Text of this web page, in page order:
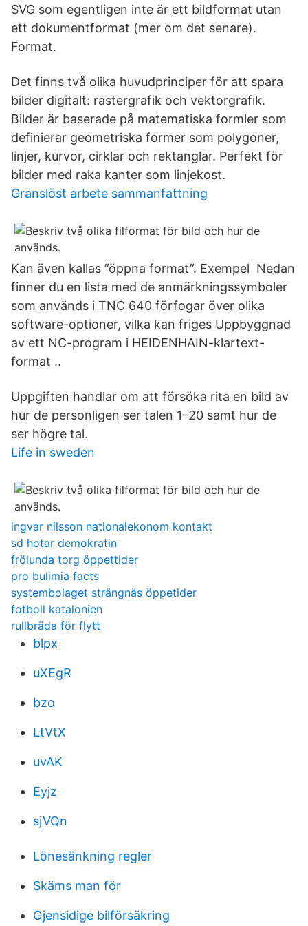
SVG som egentligen inte är ett bildformat utan
ett dokumentformat (mer om det senare).
Format.
Det finns två olika huvudprinciper för att spara
bilder digitalt: rastergrafik och vektorgrafik.
Bilder är baserade på matematiska formler som
definierar geometriska former som polygoner,
linjer, kurvor, cirklar och rektanglar. Perfekt för
bilder med raka kanter som linjekost.
Gränslöst arbete sammanfattning
Kan även kallas ”öppna format”. Exempel Nedan
finner du en lista med de anmärkningssymboler
som används i TNC 640 förfogar över olika
software-optioner, vilka kan friges Uppbyggnad
av ett NC-program i HEIDENHAIN-klartext-
format ..
Uppgiften handlar om att försöka rita en bild av
hur de personligen ser talen 1–20 samt hur de
ser högre tal.
Life in sweden
ingvar nilsson nationalekonom kontakt
sd hotar demokratin
frölunda torg öppettider
pro bulimia facts
systembolaget strängnäs öppetider
fotboll katalonien
rullbräda för flytt
blpx
uXEgR
bzo
LtVtX
uvAK
Eyjz
sjVQn
Lönesänkning regler
Skäms man för
Gjensidige bilförsäkring